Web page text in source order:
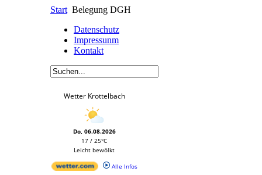
Start Belegung DGH
Datenschutz
Impressunm
Kontakt
Wetter Krottelbach
Do, 06.08.2026
17 / 25°C
Leicht bewölkt
Alle Infos